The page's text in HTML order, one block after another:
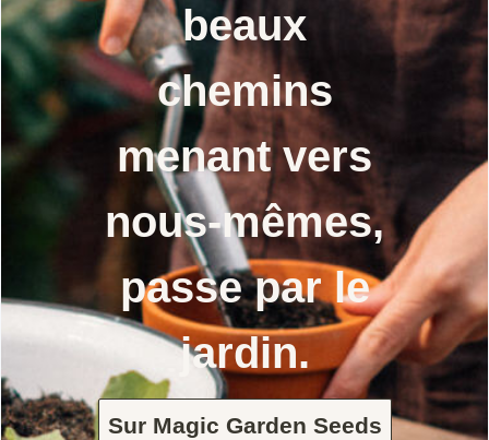
beaux
chemins
menant vers
nous-mêmes,
passe par le
jardin.
Sur Magic Garden Seeds